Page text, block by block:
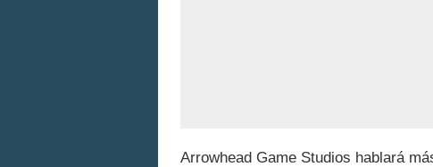
Arrowhead Game Studios hablará